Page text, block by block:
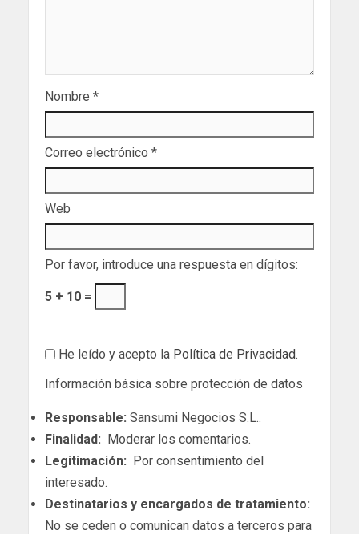
Nombre *
Correo electrónico *
Web
Por favor, introduce una respuesta en dígitos:
5 + 10 =
He leído y acepto la Política de Privacidad.
Información básica sobre protección de datos
Responsable: Sansumi Negocios S.L..
Finalidad: Moderar los comentarios.
Legitimación: Por consentimiento del
interesado.
Destinatarios y encargados de tratamiento:
No se ceden o comunican datos a terceros para